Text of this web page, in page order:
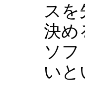
スを
決め
ソ
いと